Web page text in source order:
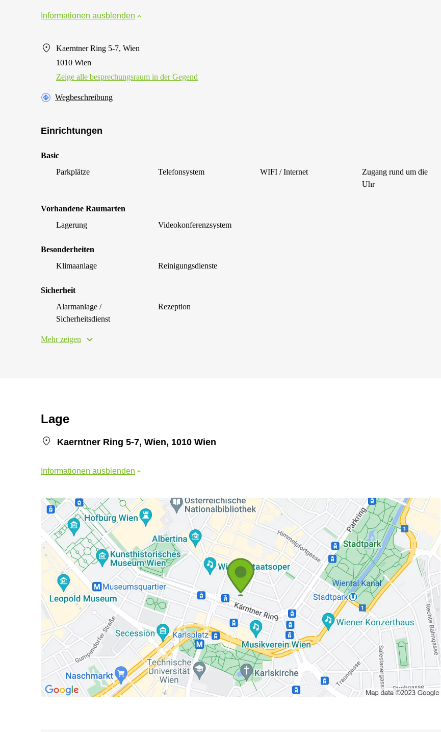
Informationen ausblenden
Kaerntner Ring 5-7, Wien
1010 Wien
Zeige alle besprechungsraum in der Gegend
Wegbeschreibung
Einrichtungen
Basic
Parkplätze
Telefonsystem WIFI / Internet
Zugang rund um die
Uhr
Vorhandene Raumarten
Lagerung
Videokonferenzsystem
Besonderheiten
Klimaanlage
Reinigungsdienste
Sicherheit
Alarmanlage /
Sicherheitsdienst
Rezeption
Mehr zeigen
Lage
Kaerntner Ring 5-7, Wien, 1010 Wien
Informationen ausblenden